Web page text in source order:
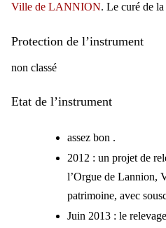
Ville de LANNION. Le curé de la
Protection de l’instrument
non classé
Etat de l’instrument
assez bon .
2012 : un projet de
l’Orgue de Lannion,
patrimoine, avec
Juin 2013 : le